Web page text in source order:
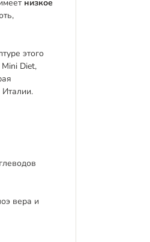
низкое
этого
Diet,
вера и